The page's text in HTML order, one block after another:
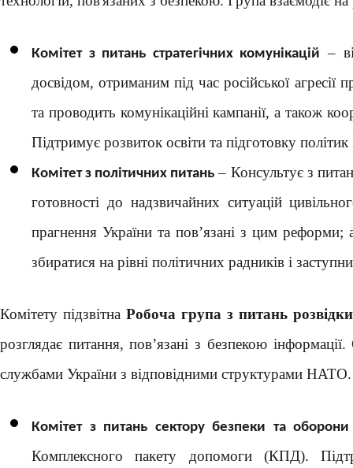
Комітет з питань стратегічних комунікацій –
досвідом, отриманим під час російської агресії
та проводить комунікаційні кампанії, а також
Підтримує розвиток освіти та підготовку політик
Комітет з політичних питань – Консультує з
готовності до надзвичайних ситуацій
прагнення України та пов’язані з цим
збиратися на рівні політичних радників і
Комітету підзвітна Робоча група з питань
розглядає питання, пов’язані з безпекою
службами України з відповідними структурами НАТО.
Комітет з питань сектору безпеки та оборони
Комплексного пакету допомоги (КПД).